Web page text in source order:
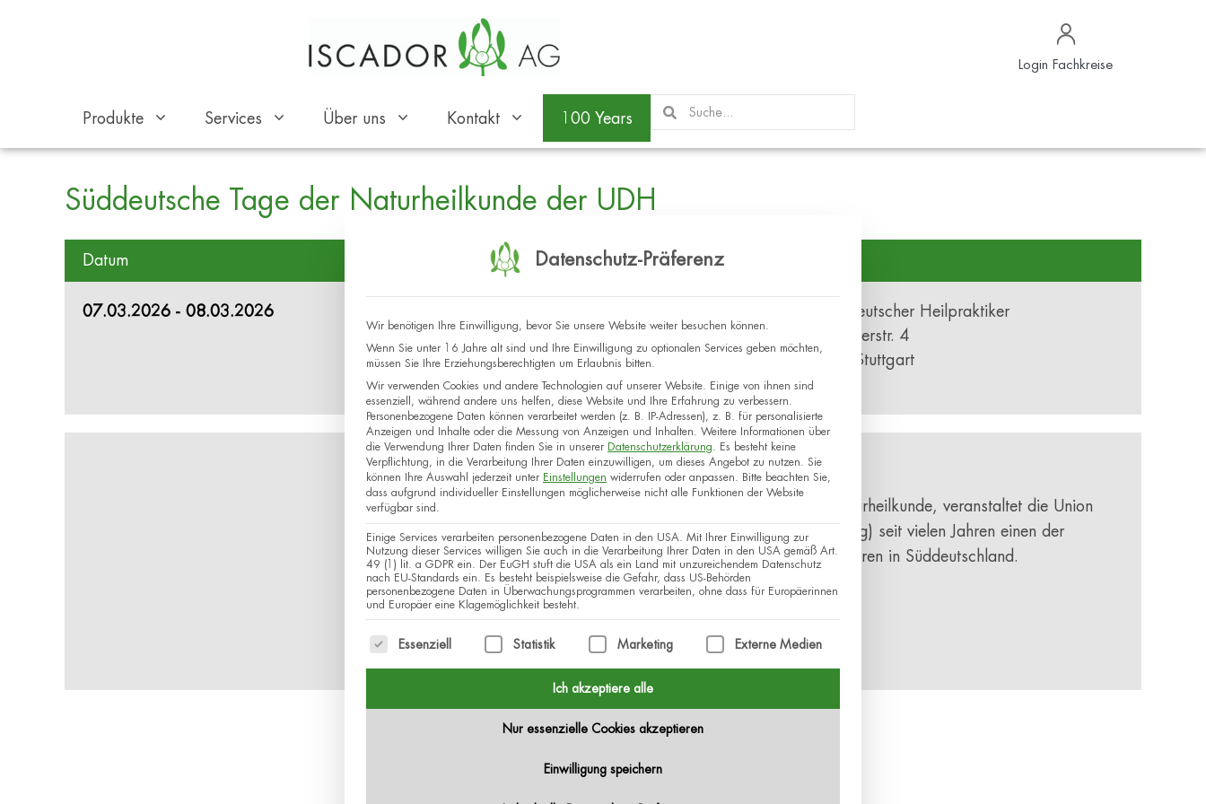
Login Fachkreise
Produkte Services Über uns Kontakt 100 Years
Süddeutsche Tage der Naturheilkunde der UDH
Datum
07.03.2026 - 08.03.2026
Guntram-Palm-Platz 1,
70734 Fellbach
DEUTSCHLAND
Union Deutscher Heilpraktiker
Danneckerstr. 4
70182 Stuttgart
Süddeutsche Tage der Naturheilkunde» der UDH
Mit dem UDH-Kongress, den Süddeutschen Tagen der Naturheilkunde, veranstaltet die Union
Deutscher Heilpraktiker (Landesverband Baden-Württemberg) seit vielen Jahren einen der
grössten Fachkongresse rund um komplementäre Heilverfahren in Süddeutschland.
Mehr Info und Anmeldung:
Anmelden Zum Kalender hinzufügen
Datenschutz-Präferenz
Wir benötigen Ihre Einwilligung, bevor Sie unsere Website weiter besuchen können.
Wenn Sie unter 16 Jahre alt sind und Ihre Einwilligung zu optionalen Services geben möchten,
müssen Sie Ihre Erziehungsberechtigten um Erlaubnis bitten.
Wir verwenden Cookies und andere Technologien auf unserer Website. Einige von ihnen sind
essenziell, während andere uns helfen, diese Website und Ihre Erfahrung zu verbessern.
Personenbezogene Daten können verarbeitet werden (z. B. IP-Adressen), z. B. für personalisierte
Anzeigen und Inhalte oder die Messung von Anzeigen und Inhalten.
Weitere Informationen über
die Verwendung Ihrer Daten finden Sie in unserer Datenschutzerklärung
Es besteht keine
Verpflichtung, in die Verarbeitung Ihrer Daten einzuwilligen, um dieses Angebot zu nutzen.
Sie
können Ihre Auswahl jederzeit unter Einstellungen widerrufen oder anpassen.
Bitte beachten Sie,
dass aufgrund individueller Einstellungen möglicherweise nicht alle Funktionen der Website
verfügbar sind.
Einige Services verarbeiten personenbezogene Daten in den USA. Mit Ihrer Einwilligung zur
Nutzung dieser Services willigen Sie auch in die Verarbeitung Ihrer Daten in den USA gemäß Art.
49 (1) lit. a GDPR ein. Der EuGH stuft die USA als ein Land mit unzureichendem Datenschutz
nach EU-Standards ein. Es besteht beispielsweise die Gefahr, dass US-Behörden
personenbezogene Daten in Überwachungsprogrammen verarbeiten, ohne dass für Europäerinnen
und Europäer eine Klagemöglichkeit besteht.
Es folgt eine Liste der Service-Gruppen, für die eine Einwilligung erteilt werden kann. Die erste Service-Gruppe ist
Essenziell Statistik Marketing Externe Medien
Ich akzeptiere alle
Nur essenzielle Cookies akzeptieren
Einwilligung speichern